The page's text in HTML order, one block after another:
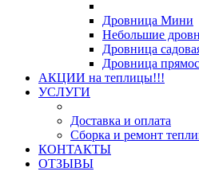
Дровница Мини
Небольшие
Дровница
Дровница
АКЦИИ на теплицы!!!
УСЛУГИ
Доставка и оплата
Сборка и ремонт
КОНТАКТЫ
ОТЗЫВЫ